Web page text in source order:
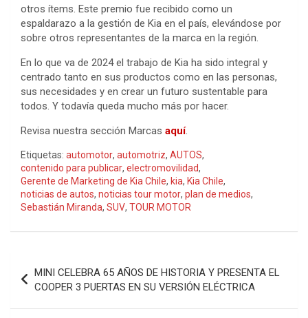
otros ítems. Este premio fue recibido como un
espaldarazo a la gestión de Kia en el país, elevándose por
sobre otros representantes de la marca en la región.
En lo que va de 2024 el trabajo de Kia ha sido integral y
centrado tanto en sus productos como en las personas,
sus necesidades y en crear un futuro sustentable para
todos. Y todavía queda mucho más por hacer.
Revisa nuestra sección Marcas aquí.
Etiquetas: automotor, automotriz, AUTOS,
contenido para publicar, electromovilidad,
Gerente de Marketing de Kia Chile, kia, Kia Chile,
noticias de autos, noticias tour motor, plan de medios,
Sebastián Miranda, SUV, TOUR MOTOR
de
entradas
MINI CELEBRA 65 AÑOS DE HISTORIA Y PRESENTA EL
COOPER 3 PUERTAS EN SU VERSIÓN ELÉCTRICA